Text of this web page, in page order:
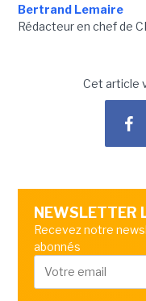
Bertrand Lemaire
Rédacteur en chef de
Cet article
NEWSLETTER
Recevez notre
abonnés